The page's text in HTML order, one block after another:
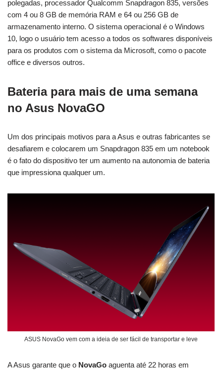
polegadas, processador Qualcomm Snapdragon 835, versões
com 4 ou 8 GB de memória RAM e 64 ou 256 GB de
armazenamento interno. O sistema operacional é o Windows
10, logo o usuário tem acesso a todos os softwares disponíveis
para os produtos com o sistema da Microsoft, como o pacote
office e diversos outros.
Bateria para mais de uma semana
no Asus NovaGO
Um dos principais motivos para a Asus e outras fabricantes se
desafiarem e colocarem um Snapdragon 835 em um notebook
é o fato do dispositivo ter um aumento na autonomia de bateria
que impressiona qualquer um.
ASUS NovaGo vem com a ideia de ser fácil de transportar e leve
A Asus garante que o NovaGo aguenta até 22 horas em